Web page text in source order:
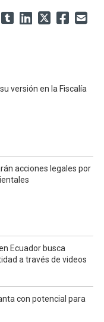
versión en la Fiscalía
acciones legales por
Ecuador busca
a través de videos
con potencial para